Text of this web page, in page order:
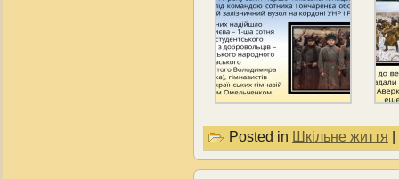
Posted in Шкільне життя